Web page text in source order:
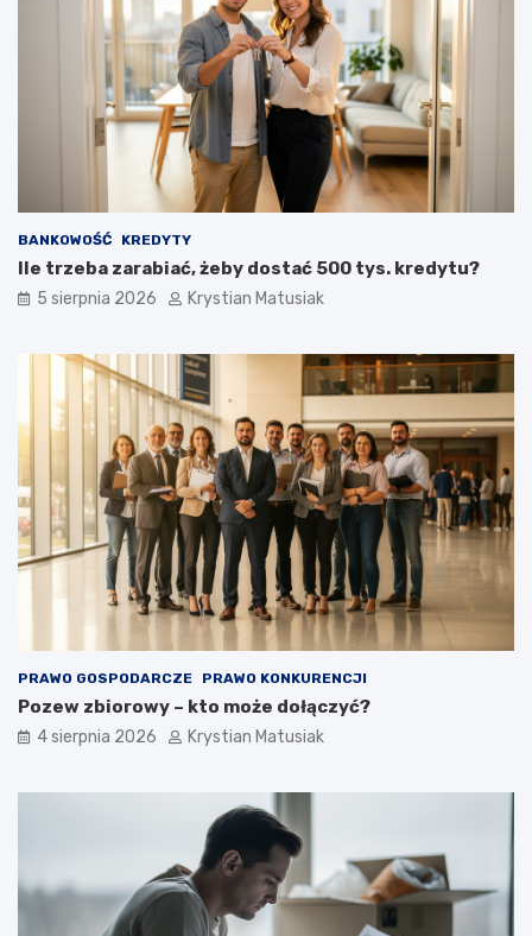
BANKOWOŚĆ KREDYTY
Ile trzeba zarabiać, żeby dostać 500 tys. kredytu?
5 sierpnia 2026 Krystian Matusiak
PRAWO GOSPODARCZE PRAWO KONKURENCJI
Pozew zbiorowy – kto może dołączyć?
4 sierpnia 2026 Krystian Matusiak